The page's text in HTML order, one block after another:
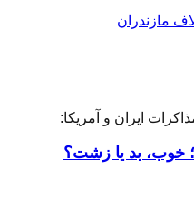
مازندران
ایران و آمریکا:
خوب، بد یا زشت؟